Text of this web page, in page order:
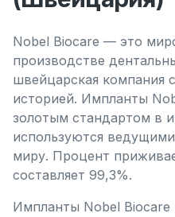
Nobel Biocare — это
производстве
швейцарская компания
историей. Импланты
золотым стандартом в
используются
миру. Процент
составляет 99,3%.
Импланты Nobel Biocare